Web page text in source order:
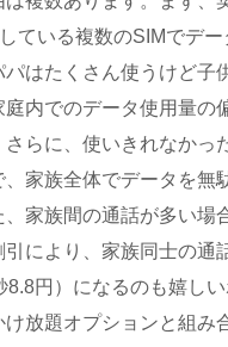
ている複数のSIMでデ
パはたくさん使うけど子
庭内でのデータ使用量の
らに、使いきれなかっ
家族全体でデータを無
、家族間の通話が多い場
引により、家族同士の通
円）になるのも嬉しい
放題オプションと組み